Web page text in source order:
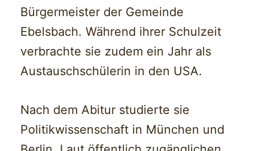
Bürgermeister der Gemeinde
Ebelsbach. Während ihrer Schulzeit
verbrachte sie zudem ein Jahr als
Austauschschülerin in den USA.
Nach dem Abitur studierte sie
Politikwissenschaft in München und